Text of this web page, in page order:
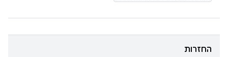
החזרות